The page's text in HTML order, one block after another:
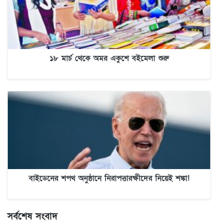
১৮ মার্চ থেকে অমর একুশে বইমেলা শুরু
বাইডেনের শপথ অনুষ্ঠানে নিরাপত্তারক্ষীদের নিয়েই শঙ্কা!
সর্বশেষ সংবাদ